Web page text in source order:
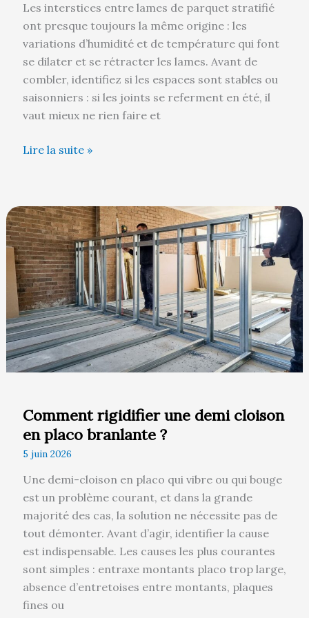
Les interstices entre lames de parquet stratifié
ont presque toujours la même origine : les
variations d’humidité et de température qui font
se dilater et se rétracter les lames. Avant de
combler, identifiez si les espaces sont stables ou
saisonniers : si les joints se referment en été, il
vaut mieux ne rien faire et
Lire la suite »
Comment rigidifier une demi cloison
en placo branlante ?
5 juin 2026
Une demi-cloison en placo qui vibre ou qui bouge
est un problème courant, et dans la grande
majorité des cas, la solution ne nécessite pas de
tout démonter. Avant d’agir, identifier la cause
est indispensable. Les causes les plus courantes
sont simples : entraxe montants placo trop large,
absence d’entretoises entre montants, plaques
fines ou
Comment
rigidifier
une
demi
cloison
en
placo
branlante
?